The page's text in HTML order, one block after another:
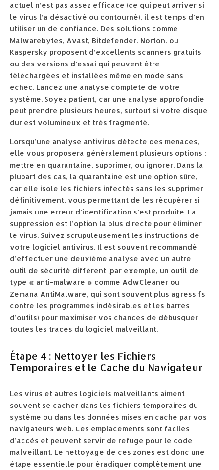
actuel n’est pas assez efficace (ce qui peut arriver si
le virus l’a désactivé ou contourné), il est temps d’en
utiliser un de confiance. Des solutions comme
Malwarebytes, Avast, Bitdefender, Norton, ou
Kaspersky proposent d’excellents scanners gratuits
ou des versions d’essai qui peuvent être
téléchargées et installées même en mode sans
échec. Lancez une analyse complète de votre
système. Soyez patient, car une analyse approfondie
peut prendre plusieurs heures, surtout si votre disque
dur est volumineux et très fragmenté.
Lorsqu’une analyse antivirus détecte des menaces,
elle vous proposera généralement plusieurs options :
mettre en quarantaine, supprimer, ou ignorer. Dans la
plupart des cas, la quarantaine est une option sûre,
car elle isole les fichiers infectés sans les supprimer
définitivement, vous permettant de les récupérer si
jamais une erreur d’identification s’est produite. La
suppression est l’option la plus directe pour éliminer
le virus. Suivez scrupuleusement les instructions de
votre logiciel antivirus. Il est souvent recommandé
d’effectuer une deuxième analyse avec un autre
outil de sécurité différent (par exemple, un outil de
type « anti-malware » comme AdwCleaner ou
Zemana AntiMalware, qui sont souvent plus agressifs
contre les programmes indésirables et les barres
d’outils) pour maximiser vos chances de débusquer
toutes les traces du logiciel malveillant.
Étape 4 : Nettoyer les Fichiers
Temporaires et le Cache du Navigateur
Les virus et autres logiciels malveillants aiment
souvent se cacher dans les fichiers temporaires du
système ou dans les données mises en cache par vos
navigateurs web. Ces emplacements sont faciles
d’accès et peuvent servir de refuge pour le code
malveillant. Le nettoyage de ces zones est donc une
étape essentielle pour éradiquer complètement une